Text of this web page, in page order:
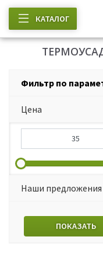
КАТАЛОГ
Фильтр по
Цена
Наши предложения
ПОКАЗАТЬ